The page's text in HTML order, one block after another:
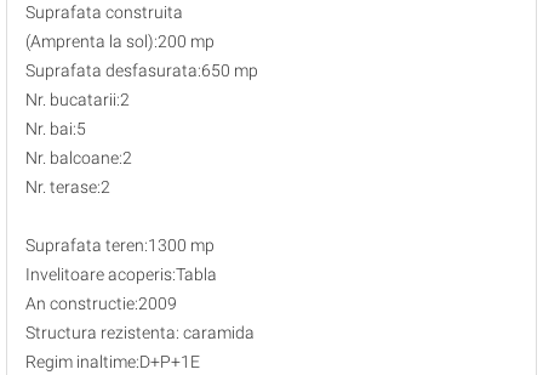
Suprafata construita
(Amprenta la sol):200 mp
Suprafata desfasurata:650 mp
Nr. bucatarii:2
Nr. bai:5
Nr. balcoane:2
Nr. terase:2
Suprafata teren:1300 mp
Invelitoare acoperis:Tabla
An constructie:2009
Structura rezistenta: caramida
Regim inaltime:D+P+1E